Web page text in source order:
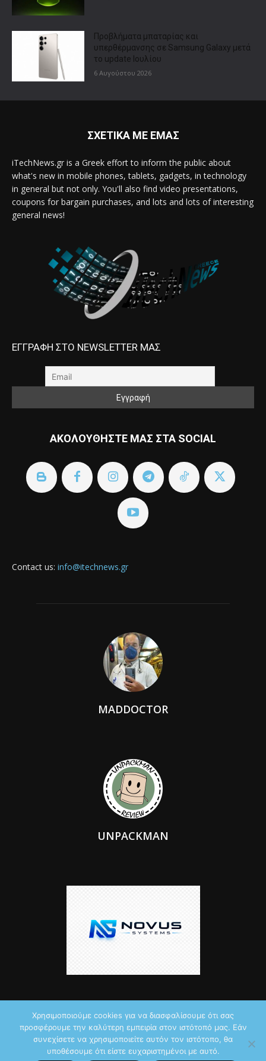
Προβλήματα μπαταρίας και
υπερθέρμανσης σε Samsung Galaxy μετά
το update Ιουλίου
6 Αυγούστου 2026
ΣΧΕΤΙΚΑ ΜΕ ΕΜΑΣ
iTechNews.gr is a Greek effort to inform the public about
what's new in mobile phones, tablets, gadgets, in technology
in general but not only. You'll also find video presentations,
coupons for bargain purchases, and lots and lots of interesting
general news!
ΕΓΓΡΑΦΗ ΣΤΟ NEWSLETTER ΜΑΣ
ΑΚΟΛΟΥΘΗΣΤΕ ΜΑΣ ΣΤΑ SOCIAL
Contact us: info@itechnews.gr
MADDOCTOR
UNPACKMAN
© 2026 by iTechNews.gr
Χρησιμοποιούμε cookies για να διασφαλίσουμε ότι σας
προσφέρουμε την καλύτερη εμπειρία στον ιστότοπό μας. Εάν
συνεχίσετε να χρησιμοποιείτε αυτόν τον ιστότοπο, θα
υποθέσουμε ότι είστε ευχαριστημένοι με αυτό.